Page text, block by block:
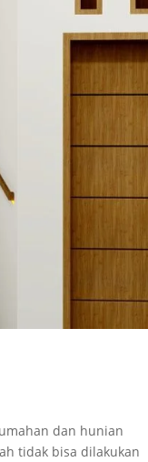
dan hunian
tidak bisa dilakukan